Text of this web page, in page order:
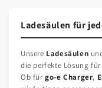
Ladesäulen für
Unsere Ladesäulen
die perfekte Lösung
Ob fürgo-e Charger,